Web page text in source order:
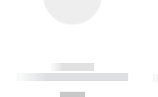
------------
----------- ----------- --------